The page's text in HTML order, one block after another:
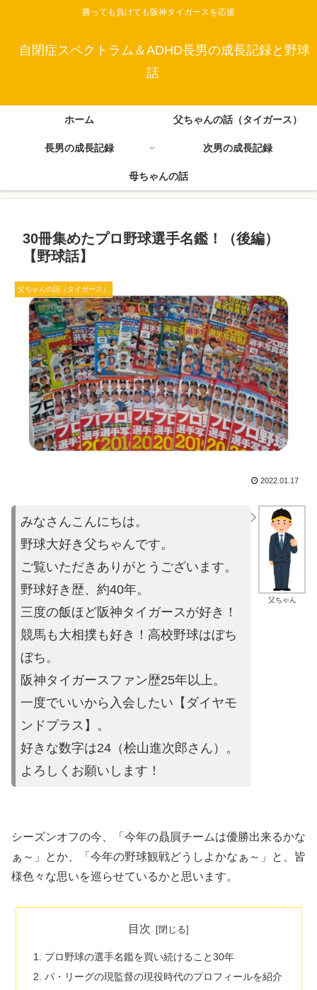
勝っても負けても阪神タイガースを応援
自閉症スペクトラム＆ADHD長男の成長記録と野球
話
ホーム 父ちゃんの話（タイガース）
長男の成長記録 次男の成長記録
母ちゃんの話
30冊集めたプロ野球選手名鑑！（後編）
【野球話】
父ちゃんの話（タイガース）
2022.01.17
父ちゃん
みなさんこんにちは。
野球大好き父ちゃんです。
ご覧いただきありがとうございます。
野球好き歴、約40年。
三度の飯ほど阪神タイガースが好き！
競馬も大相撲も好き！高校野球はぼち
ぼち。
阪神タイガースファン歴25年以上。
一度でいいから入会したい【ダイヤモ
ンドプラス】。
好きな数字は24（桧山進次郎さん）。
よろしくお願いします！
シーズンオフの今、「今年の贔屓チームは優勝出来るかな
ぁ～」とか、「今年の野球観戦どうしよかなぁ～」と、皆
様色々な思いを巡らせているかと思います。
目次
プロ野球の選手名鑑を買い続けること30年
パ・リーグの現監督の現役時代のプロフィールを紹介